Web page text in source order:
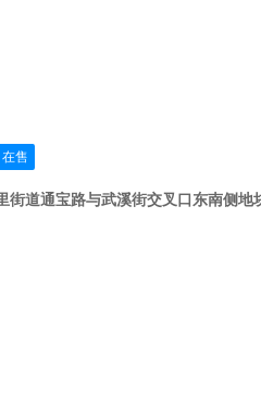
在售
街道通宝路与武溪街交叉口东南侧地